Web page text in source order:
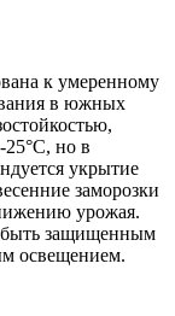
к умеренному
в южных
но в
укрытие
заморозки
урожая.
быть защищенным
освещением.